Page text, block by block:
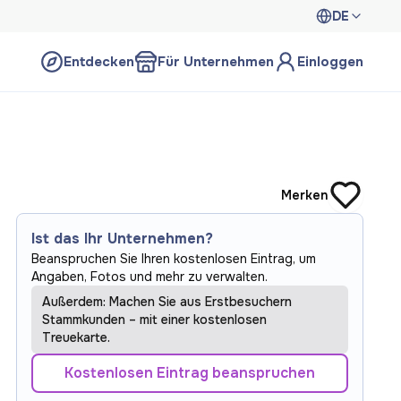
DE
Entdecken Für Unternehmen Einloggen
Merken
Ist das Ihr Unternehmen?
Beanspruchen Sie Ihren kostenlosen Eintrag, um
Angaben, Fotos und mehr zu verwalten.
Außerdem: Machen Sie aus Erstbesuchern
Stammkunden – mit einer kostenlosen
Treuekarte.
Kostenlosen Eintrag beanspruchen